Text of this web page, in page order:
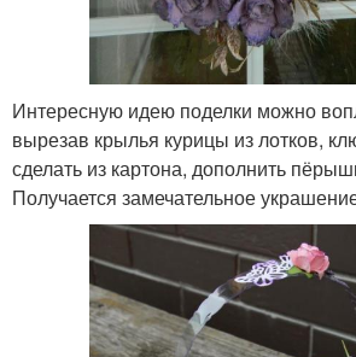
Интересную идею поделки можно
вырезав крылья курицы из лотков,
сделать из картона, дополнить
Получается замечательное